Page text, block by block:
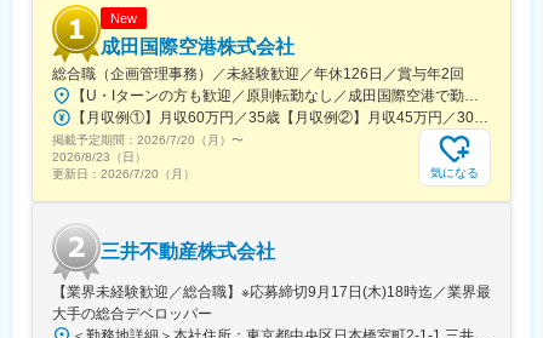
けて直接的に関わることができる、社会貢献性の高い仕事です。
◎地方自治体の課題解決に向けて地域に深く入り込み、関係性を
構築し、短期目線ではなく、中長期的な取組となるよう事業を実
施していきます。
◎まだまだ成長中の組織のため、積極的な事業提案が求められま
すが、より良い社会を目指した様々なチャレンジができます。
◎現メンバーは全国各地でリモート勤務しており、自由度の高い
働き方をしたい方に向いています。
◎急成長を遂げているスタートアップとして、官民問わず注目度
が高く、様々な企業との協業や商談の機会が得られます。
New
成田国際空港株式会社
総合職（企画管理事務）／未経験歓迎／年休126日／賞与年2回
掲載予定期間： 2026/7/20（月） 〜
2026/8/23（日）
更新日： 2026/7/20（月） 気になる
三井不動産株式会社
【業界未経験歓迎／総合職】※応募締切9月17日(木)18時迄／業界最
大手の総合デベロッパー